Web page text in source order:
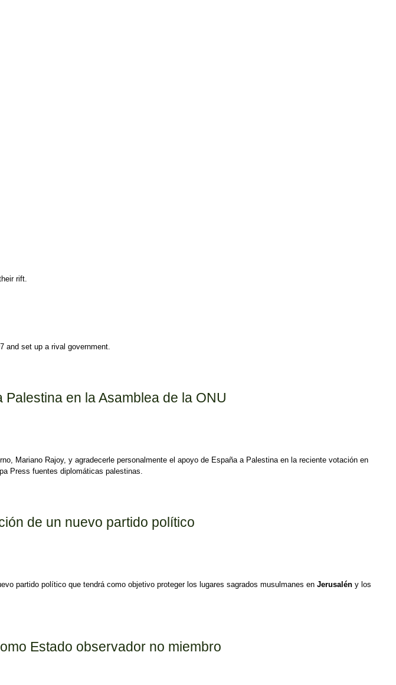
rift.
and set up a rival government.
en la Asamblea de la ONU
Mariano Rajoy, y agradecerle personalmente el apoyo de España a Palestina en la reciente votación en
Press fuentes diplomáticas palestinas.
de un nuevo partido político
partido político que tendrá como objetivo proteger los lugares sagrados musulmanes en Jerusalén y los
Estado observador no miembro